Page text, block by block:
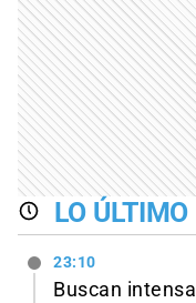
LO ÚLTIMO
23:10
Buscan